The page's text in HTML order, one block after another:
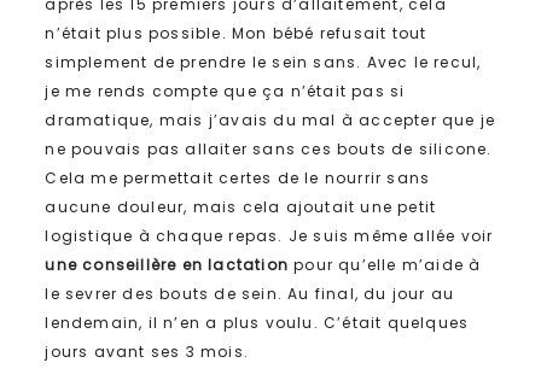
après les 15 premiers jours d’allaitement, cela
n’était plus possible. Mon bébé refusait tout
simplement de prendre le sein sans. Avec le recul,
je me rends compte que ça n’était pas si
dramatique, mais j’avais du mal à accepter que je
ne pouvais pas allaiter sans ces bouts de silicone.
Cela me permettait certes de le nourrir sans
aucune douleur, mais cela ajoutait une petit
logistique à chaque repas. Je suis même allée voir
une conseillère en lactation pour qu’elle m’aide à
le sevrer des bouts de sein. Au final, du jour au
lendemain, il n’en a plus voulu. C’était quelques
jours avant ses 3 mois.